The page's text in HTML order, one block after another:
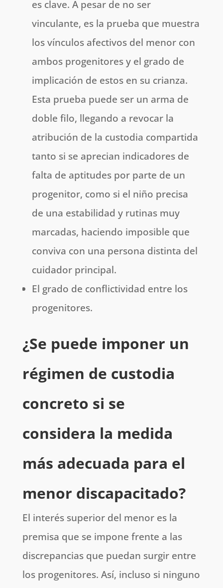
es clave. A pesar de no ser
vinculante, es la prueba que muestra
los vínculos afectivos del menor con
ambos progenitores y el grado de
implicación de estos en su crianza.
Esta prueba puede ser un arma de
doble filo, llegando a revocar la
atribución de la custodia compartida
tanto si se aprecian indicadores de
falta de aptitudes por parte de un
progenitor, como si el niño precisa
de una estabilidad y rutinas muy
marcadas, haciendo imposible que
conviva con una persona distinta del
cuidador principal.
El grado de conflictividad entre los
progenitores.
¿Se puede imponer un
régimen de custodia
concreto si se
considera la medida
más adecuada para el
menor discapacitado?
El interés superior del menor es la
premisa que se impone frente a las
discrepancias que puedan surgir entre
los progenitores. Así, incluso si ninguno